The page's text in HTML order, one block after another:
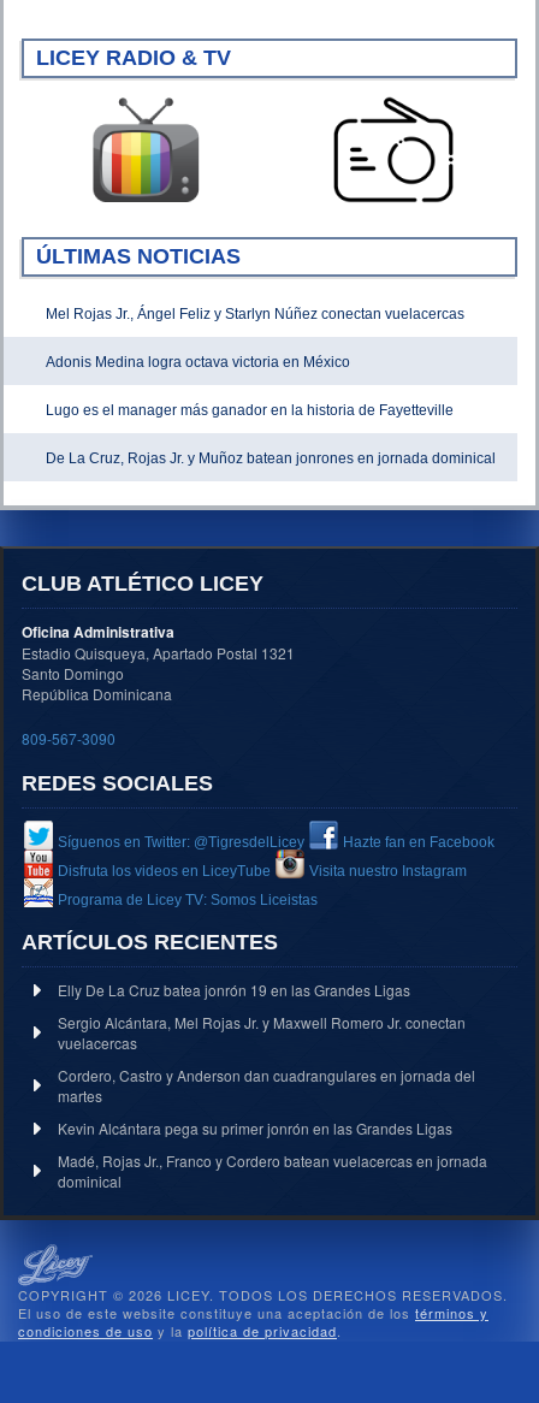
LICEY RADIO & TV
ÚLTIMAS NOTICIAS
Mel Rojas Jr., Ángel Feliz y Starlyn Núñez conectan vuelacercas
Adonis Medina logra octava victoria en México
Lugo es el manager más ganador en la historia de Fayetteville
De La Cruz, Rojas Jr. y Muñoz batean jonrones en jornada dominical
CLUB ATLÉTICO LICEY
Oficina Administrativa
Estadio Quisqueya, Apartado Postal 1321
Santo Domingo
República Dominicana
809-567-3090
REDES SOCIALES
Síguenos en Twitter: @TigresdelLicey
Hazte fan en Facebook
Disfruta los videos en LiceyTube
Visita nuestro Instagram
Programa de Licey TV: Somos Liceistas
ARTÍCULOS RECIENTES
Elly De La Cruz batea jonrón 19 en las Grandes Ligas
Sergio Alcántara, Mel Rojas Jr. y Maxwell Romero Jr. conectan
vuelacercas
Cordero, Castro y Anderson dan cuadrangulares en jornada del
martes
Kevin Alcántara pega su primer jonrón en las Grandes Ligas
Madé, Rojas Jr., Franco y Cordero batean vuelacercas en jornada
dominical
COPYRIGHT © 2026 LICEY. TODOS LOS DERECHOS RESERVADOS.
El uso de este website constituye una aceptación de los términos y
condiciones de uso y la política de privacidad